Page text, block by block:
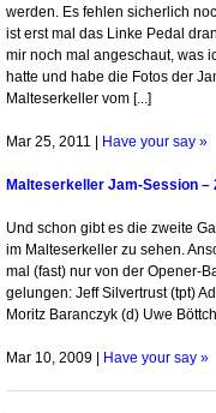
werden. Es fehlen sicherlich
ist erst mal das Linke Pedal
mir noch mal angeschaut, was
hatte und habe die Fotos der
Malteserkeller vom [...]
Mar 25, 2011 | Have your say »
Malteserkeller Jam-Session –
Und schon gibt es die zweite
im Malteserkeller zu sehen.
mal (fast) nur von der Opener-
gelungen: Jeff Silvertrust (tpt)
Moritz Baranczyk (d) Uwe
Mar 10, 2009 | Have your say »